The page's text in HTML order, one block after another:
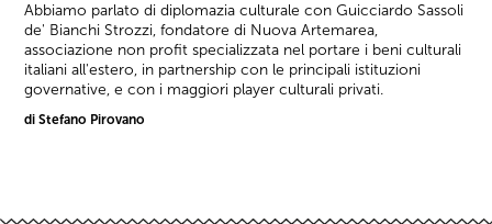
Abbiamo parlato di diplomazia culturale con Guicciardo Sassoli
de' Bianchi Strozzi, fondatore di Nuova Artemarea,
associazione non profit specializzata nel portare i beni culturali
italiani all'estero, in partnership con le principali istituzioni
governative, e con i maggiori player culturali privati.
di Stefano Pirovano